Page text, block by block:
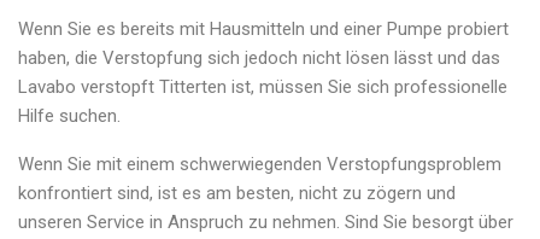
Wenn Sie es bereits mit Hausmitteln und einer Pumpe probiert
haben, die Verstopfung sich jedoch nicht lösen lässt und das
Lavabo verstopft Titterten ist, müssen Sie sich professionelle
Hilfe suchen.
Wenn Sie mit einem schwerwiegenden Verstopfungsproblem
konfrontiert sind, ist es am besten, nicht zu zögern und
unseren Service in Anspruch zu nehmen. Sind Sie besorgt über